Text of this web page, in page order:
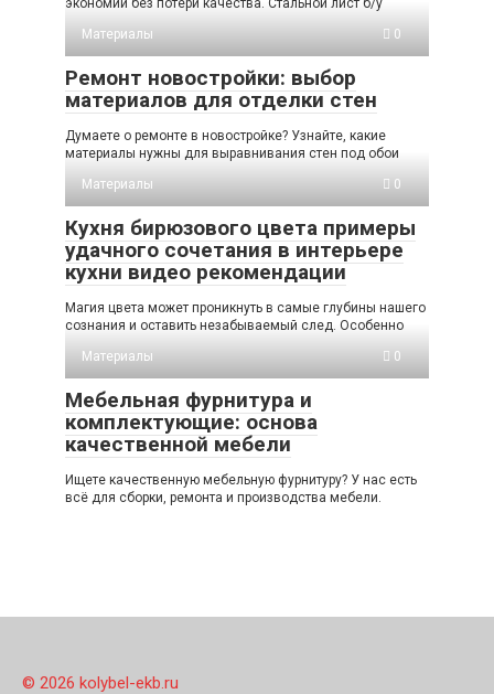
Материалы
0
Ремонт новостройки: выбор
материалов для отделки стен
Думаете о ремонте в новостройке? Узнайте, какие
материалы нужны для выравнивания стен под обои
Материалы
0
Кухня бирюзового цвета примеры
удачного сочетания в интерьере
кухни видео рекомендации
Магия цвета может проникнуть в самые глубины нашего
сознания и оставить незабываемый след. Особенно
Материалы
0
Мебельная фурнитура и
комплектующие: основа
качественной мебели
Ищете качественную мебельную фурнитуру? У нас есть
всё для сборки, ремонта и производства мебели.
© 2026 kolybel-ekb.ru